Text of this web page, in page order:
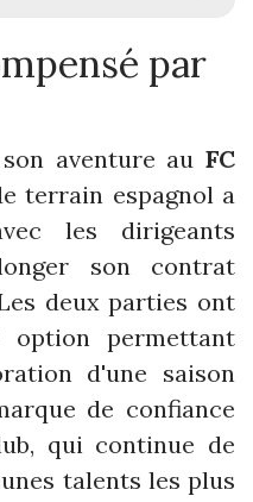
par
aventure auFC
terrain espagnol a
les dirigeants
son contrat
deux parties ont
option permettant
d'une saison
de confiance
qui continue de
talents les plus